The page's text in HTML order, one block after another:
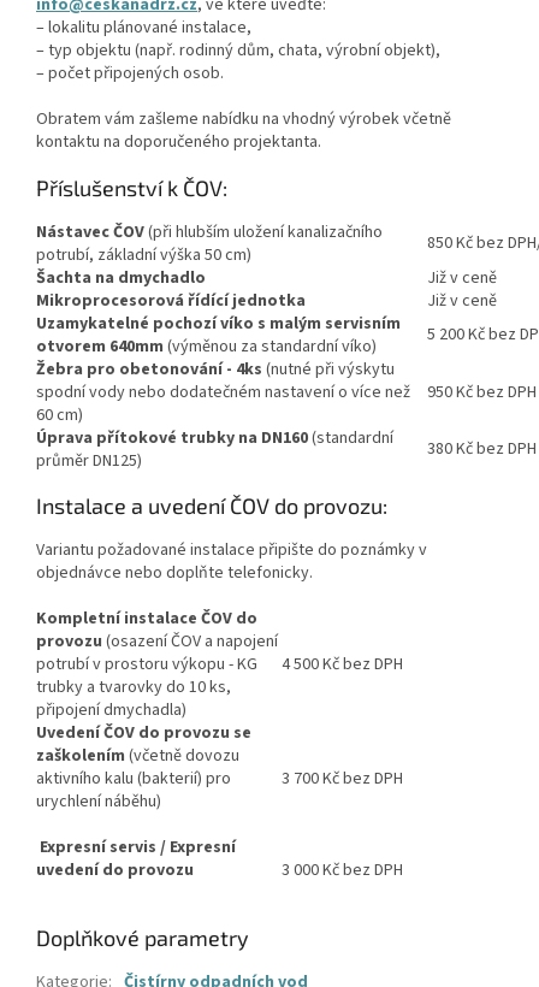
info@ceskanadrz.cz, ve které uveďte:
– lokalitu plánované instalace,
– typ objektu (např. rodinný dům, chata, výrobní objekt),
– počet připojených osob.
Obratem vám zašleme nabídku na vhodný výrobek včetně
kontaktu na doporučeného projektanta.
Příslušenství k ČOV:
Nástavec ČOV(při hlubším uložení kanalizačního
potrubí, základní výška 50 cm)
850 Kč bez
Šachta na dmychadlo
Již v ceně
Mikroprocesorová řídící jednotka
Již v ceně
Uzamykatelné pochozí víko s malým servisním
otvorem 640mm (výměnou za standardní víko)
5 200 Kč bez
Žebra pro obetonování - 4ks (nutné při výskytu
spodní vody nebo dodatečném nastavení o více než
60 cm)
950 Kč bez DPH
Úprava přítokové trubky na DN160(standardní
průměr DN125)
380 Kč bez DPH
Instalace a uvedení ČOV do provozu:
Variantu požadované instalace připište do poznámky v
objednávce nebo doplňte telefonicky.
Kompletní instalace ČOV do
provozu (osazení ČOV a napojení
potrubí v prostoru výkopu - KG
trubky a tvarovky do 10 ks,
připojení dmychadla)
4 500 Kč bez DPH
Uvedení ČOV do provozu se
zaškolením (včetně dovozu
aktivního kalu (bakterií) pro
urychlení náběhu)
3 700 Kč bez DPH
Expresní servis / Expresní
uvedení do provozu
3 000 Kč bez DPH
Doplňkové parametry